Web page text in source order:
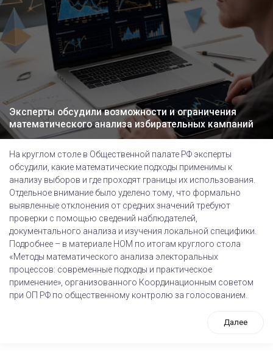
Эксперты обсудили возможности и ограничения
математического анализа избирательных кампаний
На круглом столе в Общественной палате РФ эксперты
обсудили, какие математические подходы применимы к
анализу выборов и где проходят границы их использования.
Отдельное внимание было уделено тому, что формально
выявленные отклонения от средних значений требуют
проверки с помощью сведений наблюдателей,
документального анализа и изучения локальной специфики.
Подробнее – в материале НОМ по итогам круглого стола
«Методы математического анализа электоральных
процессов: современные подходы и практическое
применение», организованного Координационным советом
при ОП РФ по общественному контролю за голосованием.
Далее